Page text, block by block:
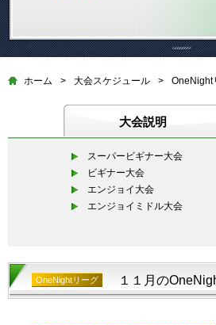
ホーム > 大会スケジュール > OneNight
大会説明
スーパービギナー大会
ビギナー大会
エンジョイ大会
エンジョイミドル大会
OneNightリーグ １１月の